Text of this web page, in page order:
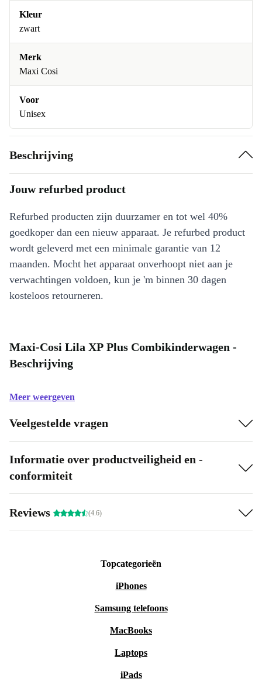
Kleur
zwart
Merk
Maxi Cosi
Voor
Unisex
Beschrijving
Jouw refurbed product
Refurbed producten zijn duurzamer en tot wel 40%
goedkoper dan een nieuw apparaat. Je refurbed product
wordt geleverd met een minimale garantie van 12
maanden. Mocht het apparaat onverhoopt niet aan je
verwachtingen voldoen, kun je 'm binnen 30 dagen
kosteloos retourneren.
Maxi-Cosi Lila XP Plus Combikinderwagen -
Beschrijving
Meer weergeven
Veelgestelde vragen
Informatie over productveiligheid en -
conformiteit
Reviews (4.6)
Topcategorieën
iPhones
Samsung telefoons
MacBooks
Laptops
iPads